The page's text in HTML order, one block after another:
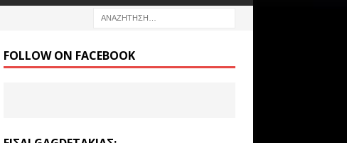
FOLLOW ON FACEBOOK